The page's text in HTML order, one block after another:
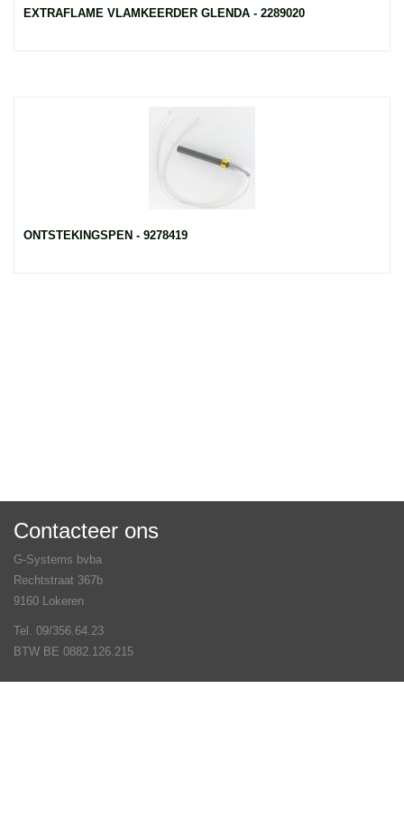
EXTRAFLAME VLAMKEERDER GLENDA - 2289020
ONTSTEKINGSPEN - 9278419
Contacteer ons
G-Systems bvba
Rechtstraat 367b
9160 Lokeren
Tel. 09/356.64.23
BTW BE 0882.126.215